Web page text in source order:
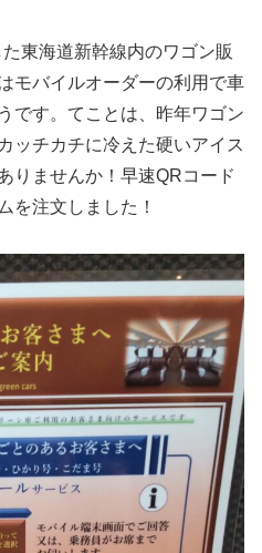
東海道新幹線内のワゴン販
モバイルオーダーの利用で車
です。てことは、昨年ワゴン
ッチカチに冷えた硬いアイス
りませんか！早速QRコード
を注文しました！